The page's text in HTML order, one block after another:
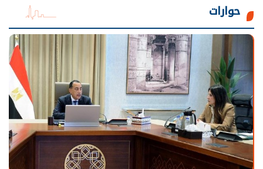
حوارات